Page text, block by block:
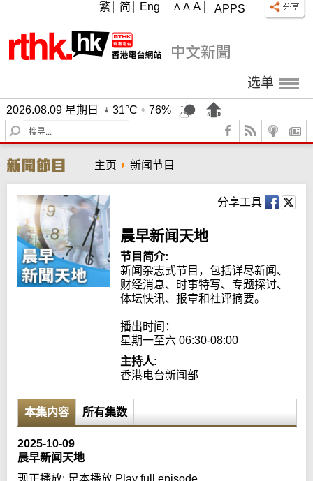
APPS
A A A
繁 简 Eng
选单
2026.08.09 星期日 31°C
76%
S
e
r
c
h
主页 新闻节目
分享工具
晨早新闻天地
节目简介:
新闻杂志式节目，包括详尽新闻、
财经消息、时事特写、专题探讨、
体坛快讯、报章和社评摘要。
播出时间：
星期一至六 06:30-08:00
主持人:
香港电台新闻部
本集内容 所有集数
2025-10-09
晨早新闻天地